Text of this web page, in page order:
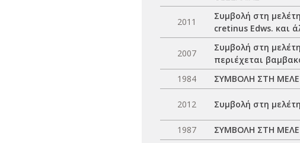
2011
Συμβολή στη
cretinus Edws. και
2007
Συμβολή στη
περιέχεται
1984 ΣΥΜΒΟΛΗ ΣΤΗ
2012 Συμβολή στη
1987
ΣΥΜΒΟΛΗ ΣΤΗ